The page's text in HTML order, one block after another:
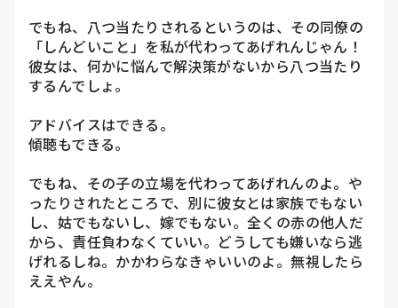
でもね、八つ当たりされるというのは、その同僚の
「しんどいこと」を私が代わってあげれんじゃん！
彼女は、何かに悩んで解決策がないから八つ当たり
するんでしょ。
アドバイスはできる。
傾聴もできる。
でもね、その子の立場を代わってあげれんのよ。や
ったりされたところで、別に彼女とは家族でもない
し、姑でもないし、嫁でもない。全くの赤の他人だ
から、責任負わなくていい。どうしても嫌いなら逃
げれるしね。かかわらなきゃいいのよ。無視したら
ええやん。